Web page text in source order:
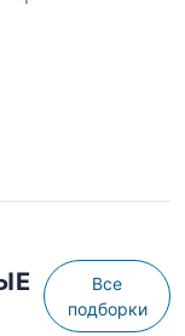
Все
подборки